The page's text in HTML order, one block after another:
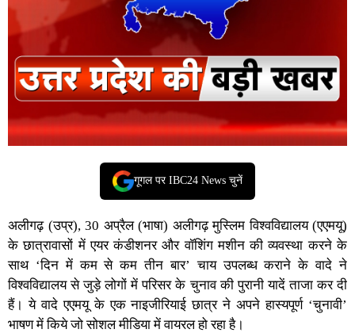
गूगल पर IBC24 News चुनें
अलीगढ़ (उप्र), 30 अप्रैल (भाषा) अलीगढ़ मुस्लिम विश्वविद्यालय (एएमयू)
के छात्रावासों में एयर कंडीशनर और वॉशिंग मशीन की व्यवस्था करने के
साथ ‘दिन में कम से कम तीन बार’ चाय उपलब्ध कराने के वादे ने
विश्वविद्यालय से जुड़े लोगों में परिसर के चुनाव की पुरानी यादें ताजा कर दी
हैं। ये वादे एएमयू के एक नाइजीरियाई छात्र ने अपने हास्यपूर्ण ‘चुनावी’
भाषण में किये जो सोशल मीडिया में वायरल हो रहा है।